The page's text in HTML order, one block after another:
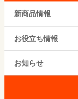
新商品情報
お役立ち情報
お知らせ